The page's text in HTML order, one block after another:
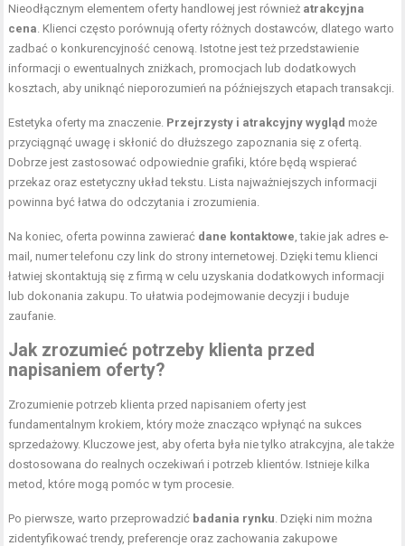
Nieodłącznym elementem oferty handlowej jest również atrakcyjna
cena . Klienci często porównują oferty różnych dostawców, dlatego warto
zadbać o konkurencyjność cenową. Istotne jest też przedstawienie
informacji o ewentualnych zniżkach, promocjach lub dodatkowych
kosztach, aby uniknąć nieporozumień na późniejszych etapach transakcji.
Estetyka oferty ma znaczenie. Przejrzysty i atrakcyjny wygląd może
przyciągnąć uwagę i skłonić do dłuższego zapoznania się z ofertą.
Dobrze jest zastosować odpowiednie grafiki, które będą wspierać
przekaz oraz estetyczny układ tekstu. Lista najważniejszych informacji
powinna być łatwa do odczytania i zrozumienia.
Na koniec, oferta powinna zawierać dane kontaktowe , takie jak adres e-
mail, numer telefonu czy link do strony internetowej. Dzięki temu klienci
łatwiej skontaktują się z firmą w celu uzyskania dodatkowych informacji
lub dokonania zakupu. To ułatwia podejmowanie decyzji i buduje
zaufanie.
Jak zrozumieć potrzeby klienta przed
napisaniem oferty?
Zrozumienie potrzeb klienta przed napisaniem oferty jest
fundamentalnym krokiem, który może znacząco wpłynąć na sukces
sprzedażowy. Kluczowe jest, aby oferta była nie tylko atrakcyjna, ale także
dostosowana do realnych oczekiwań i potrzeb klientów. Istnieje kilka
metod, które mogą pomóc w tym procesie.
Po pierwsze, warto przeprowadzić badania rynku . Dzięki nim można
zidentyfikować trendy, preferencje oraz zachowania zakupowe